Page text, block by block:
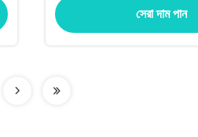
সেরা দাম পান